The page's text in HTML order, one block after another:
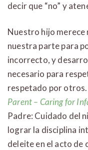
decir que “no” y
Nuestro hijo merece
nuestra parte para
incorrecto, y
necesario para
respetado por
Parent – Caring for
Padre: Cuidado del
lograr la disciplina
deleite en el acto de